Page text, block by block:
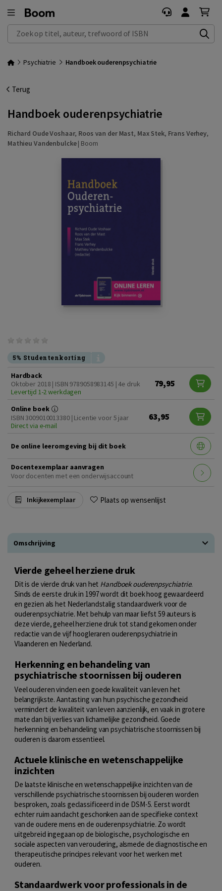
Zoek op titel, auteur, trefwoord of ISBN
Psychiatrie Handboek ouderenpsychiatrie
Terug
Handboek ouderenpsychiatrie
Richard Oude Voshaar, Roos van der Mast, Max Stek, Frans Verhey,
Mathieu Vandenbulcke| Boom
5% Studentenkorting
Hardback
Oktober 2018 | ISBN 9789058983145 | 4e druk
Levertijd 1-2 werkdagen
79,95
Online boek
ISBN 3009010013380 | Licentie voor 5 jaar
Direct via e-mail
63,95
De online leeromgeving bij dit boek
Docentexemplaar aanvragen
Voor docenten met een onderwijsaccount
Inkijkexemplaar Plaats op wensenlijst
Omschrijving
Vierde geheel herziene druk
Dit is de vierde druk van het Handboek ouderenpsychiatrie.
Sinds de eerste druk in 1997 wordt dit boek hoog gewaardeerd
en gezien als het Nederlandstalig standaardwerk voor de
ouderenpsychiatrie. Met behulp van maar liefst 59 auteurs is
deze vierde, geheel herziene druk tot stand gekomen onder
redactie van de vijf hoogleraren ouderenpsychiatrie in
Vlaanderen en Nederland.
Herkenning en behandeling van
psychiatrische stoornissen bij ouderen
Veel ouderen vinden een goede kwaliteit van leven het
belangrijkste. Aantasting van hun psychische gezondheid
vermindert de kwaliteit van leven aanzienlijk, en vaak in grotere
mate dan bij verlies van lichamelijke gezondheid. Goede
herkenning en behandeling van psychiatrische stoornissen bij
ouderen is daarom essentieel.
Actuele klinische en wetenschappelijke
inzichten
De laatste klinische en wetenschappelijke inzichten van de
verschillende psychiatrische stoornissen bij ouderen worden
besproken, zoals geclassificeerd in de DSM-5. Eerst wordt
echter ruim aandacht geschonken aan de specifieke context
van de oudere mens en de ouderenpsychiatrie. Zo wordt
uitgebreid ingegaan op de biologische, psychologische en
sociale aspecten van veroudering, alsmede de diagnostische en
therapeutische principes relevant voor het werken met
ouderen.
Standaardwerk voor professionals in de